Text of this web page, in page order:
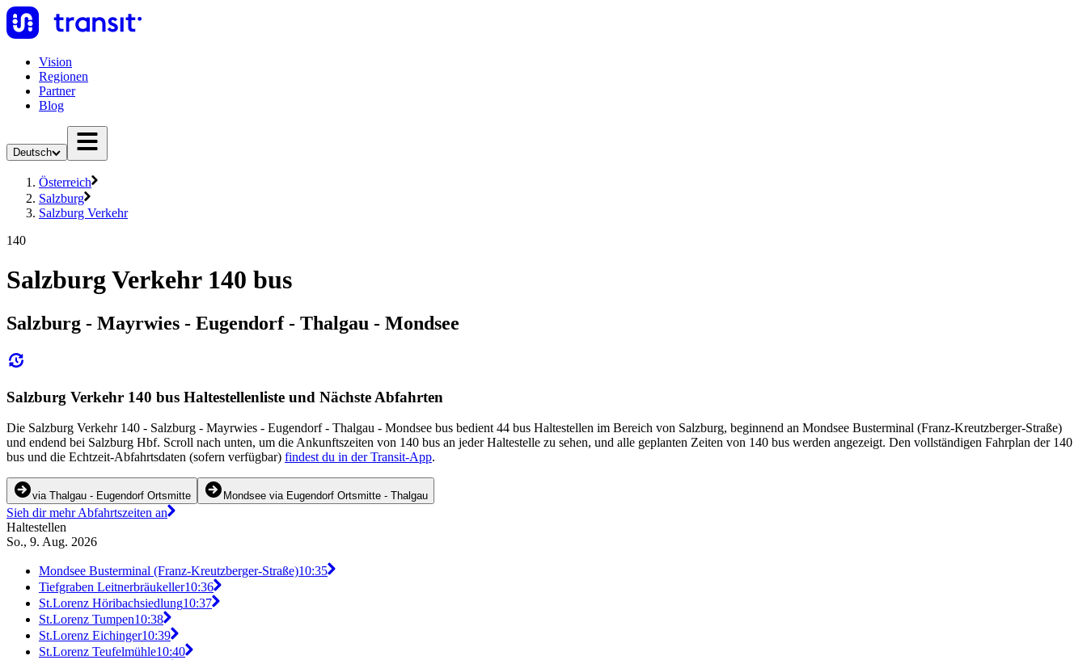
Vision
Regionen
Partner
Blog
Deutsch
Österreich
Salzburg
Salzburg Verkehr
140
Salzburg Verkehr 140 bus
Salzburg - Mayrwies - Eugendorf - Thalgau - Mondsee
Salzburg Verkehr 140 bus Haltestellenliste und Nächste Abfahrten
Die Salzburg Verkehr 140 - Salzburg - Mayrwies - Eugendorf - Thalgau - Mondsee bus bedient 44 bus Haltestellen im Bereich von Salzburg, beginnend an Mondsee Busterminal (Franz-Kreutzberger-Straße)
und endend bei Salzburg Hbf. Scroll nach unten, um die Ankunftszeiten von 140 bus an jeder Haltestelle zu sehen, und alle geplanten Zeiten von 140 bus werden angezeigt. Den vollständigen Fahrplan der 140
bus und die Echtzeit-Abfahrtsdaten (sofern verfügbar) findest du in der Transit-App.
via Thalgau - Eugendorf Ortsmitte Mondsee via Eugendorf Ortsmitte - Thalgau
Sieh dir mehr Abfahrtszeiten an
Haltestellen
So., 9. Aug. 2026
Mondsee Busterminal (Franz-Kreutzberger-Straße)10:35
Tiefgraben Leitnerbräukeller10:36
St.Lorenz Höribachsiedlung10:37
St.Lorenz Tumpen10:38
St.Lorenz Eichinger10:39
St.Lorenz Teufelmühle10:40